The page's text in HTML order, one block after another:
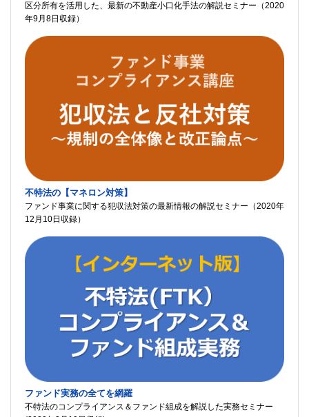
区分所有を活用した、最新の不動産小口化手法の解説セミナー（2020
年9月8日収録）
不特法の【マネロン対策】
ファンド事業に関する犯収法対策の最新情報の解説セミナー（2020年
12月10日収録）
ファンド実務の全てを網羅
不特法のコンプライアンス＆ファンド組成を解説した実務セミナー